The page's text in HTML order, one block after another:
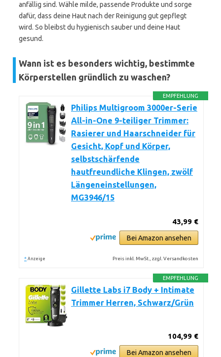
anfällig sind. Wähle milde, passende Produkte und sorge
dafür, dass deine Haut nach der Reinigung gut gepflegt
wird. So bleibst du hygienisch sauber und deine Haut
gesund.
Wann ist es besonders wichtig, bestimmte
Körperstellen gründlich zu waschen?
EMPFEHLUNG
Philips Multigroom 3000er-Serie
All-in-One 9-teiliger Trimmer:
Rasierer und Haarschneider für
Gesicht, Kopf und Körper,
selbstschärfende
hautfreundliche Klingen, zwölf
Längeneinstellungen,
MG3946/15
43,99 €
Bei Amazon ansehen
* Anzeige Preis inkl. MwSt., zzgl. Versandkosten
EMPFEHLUNG
Gillette Labs i7 Body + Intimate
Trimmer Herren, Schwarz/Grün
104,99 €
Bei Amazon ansehen